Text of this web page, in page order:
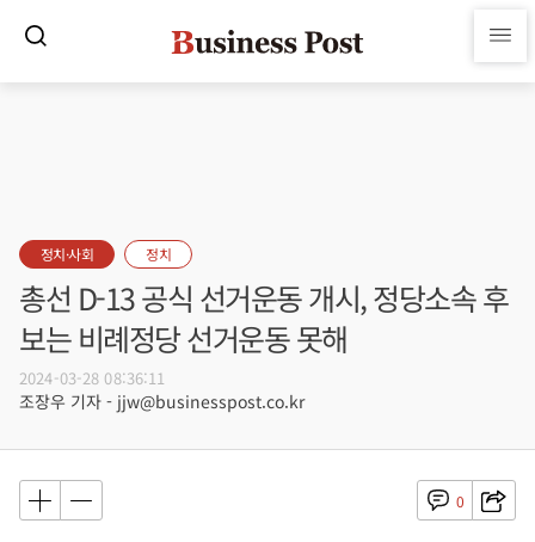
정치·사회 정치
총선 D-13 공식 선거운동 개시, 정당소속 후
보는 비례정당 선거운동 못해
2024-03-28 08:36:11
조장우 기자 - jjw@businesspost.co.kr
0